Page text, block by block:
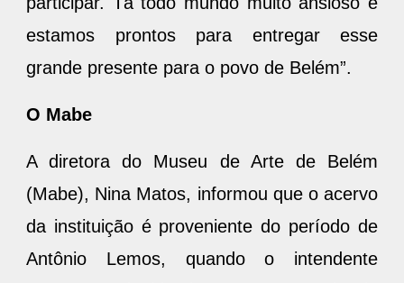
estamos prontos para entregar esse
grande presente para o povo de Belém”.
O Mabe
A diretora do Museu de Arte de Belém
(Mabe), Nina Matos, informou que o acervo
da instituição é proveniente do período de
Antônio Lemos, quando o intendente